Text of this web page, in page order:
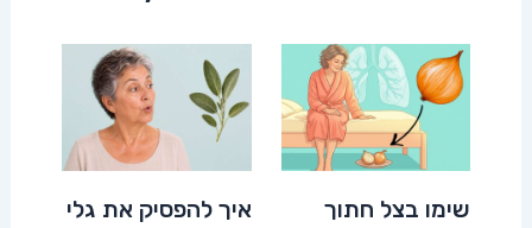
שימו בצל חתוך
איך להפסיק את גלי